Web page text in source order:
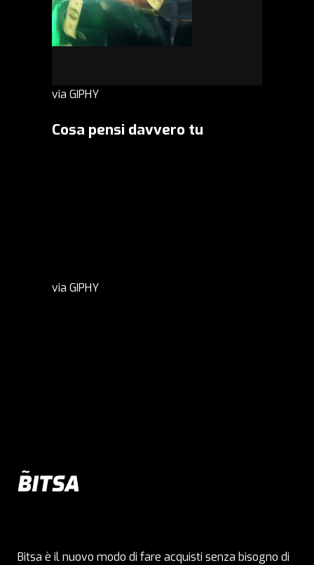
via GIPHY
Cosa pensi davvero tu
via GIPHY
Bitsa è il nuovo modo di fare acquisti senza bisogno di